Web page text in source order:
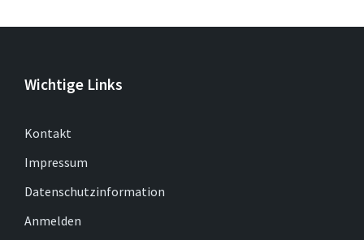
Wichtige Links
Kontakt
Impressum
Datenschutzinformation
Anmelden